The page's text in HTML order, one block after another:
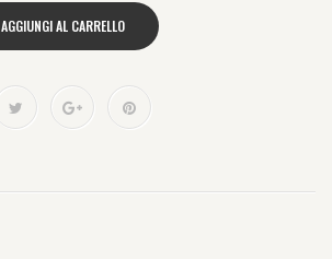
AGGIUNGI AL CARRELLO